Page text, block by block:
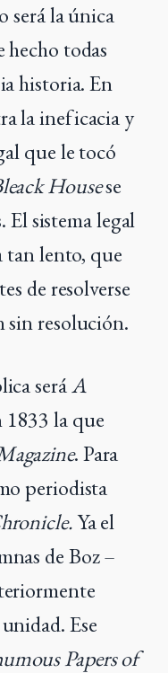
será la única
todas
historia. En
la ineficacia y
que le tocó
Housese
El sistema legal
tan lento, que
de resolverse
sin resolución.
seráA
la que
. Para
periodista
Ya el
de Boz –
Ese
Papers of